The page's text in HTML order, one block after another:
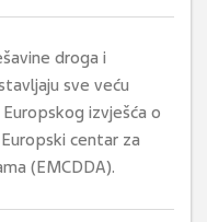
droga i
sve veću
izvješća o
centar za
(EMCDDA).